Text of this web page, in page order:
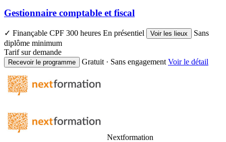
Gestionnaire comptable et fiscal
✓ Finançable CPF 300 heures En présentiel Voir les lieux
Sans
diplôme minimum
Tarif sur demande
Recevoir le programme Gratuit · Sans engagement Voir le détail
Nextformation